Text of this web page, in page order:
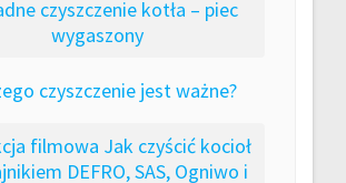
czyszczenie kotła – piec
wygaszony
czyszczenie jest ważne?
filmowa Jak czyścić kocioł
DEFRO, SAS, Ogniwo i